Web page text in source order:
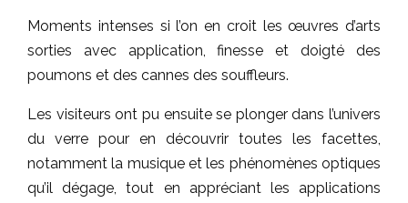
Moments intenses si l’on en croit les œuvres d’arts
sorties avec application, finesse et doigté des
poumons et des cannes des souffleurs.
Les visiteurs ont pu ensuite se plonger dans l’univers
du verre pour en découvrir toutes les facettes,
notamment la musique et les phénomènes optiques
qu’il dégage, tout en appréciant les applications